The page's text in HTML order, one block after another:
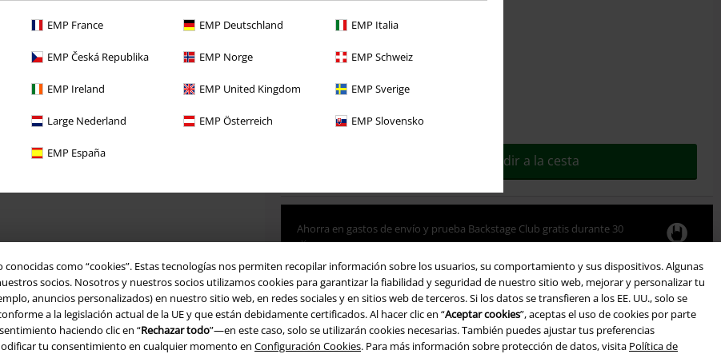
EMP France EMP Deutschland EMP Italia
EMP Česká Republika EMP Norge EMP Schweiz
EMP Ireland EMP United Kingdom EMP Sverige
Large Nederland EMP Österreich EMP Slovensko
EMP España
como “cookies”. Estas tecnologías nos permiten recopilar información sobre los usuarios, su comportamiento y sus dispositivos. Algunas
socios. Nosotros y nuestros socios utilizamos cookies para garantizar la fiabilidad y seguridad de nuestro sitio web, mejorar y personalizar tu
anuncios personalizados) en nuestro sitio web, en redes sociales y en sitios web de terceros. Si los datos se transfieren a los EE. UU., solo se
a la legislación actual de la UE y que están debidamente certificados. Al hacer clic en “Aceptar cookies”, aceptas el uso de cookies por parte
haciendo clic en “Rechazar todo”—en este caso, solo se utilizarán cookies necesarias. También puedes ajustar tus preferencias
tu consentimiento en cualquier momento en Configuración Cookies. Para más información sobre protección de datos, visita Política de
(5)
Elige
talla
XS-S M-L XL-XXL
Info tallas
Disponible para envío inmediato
Añadir a la cesta
Ahorra en gastos de envío y prueba Backstage Club gratis durante 30
días
Añade la suscripción de prueba al carrito.
Si ya eres socio del Backstage Club, puedes iniciar sesión aquí:
Accede ahora